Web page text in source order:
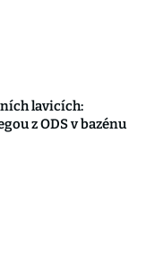
lavicích:
z ODS v bazénu